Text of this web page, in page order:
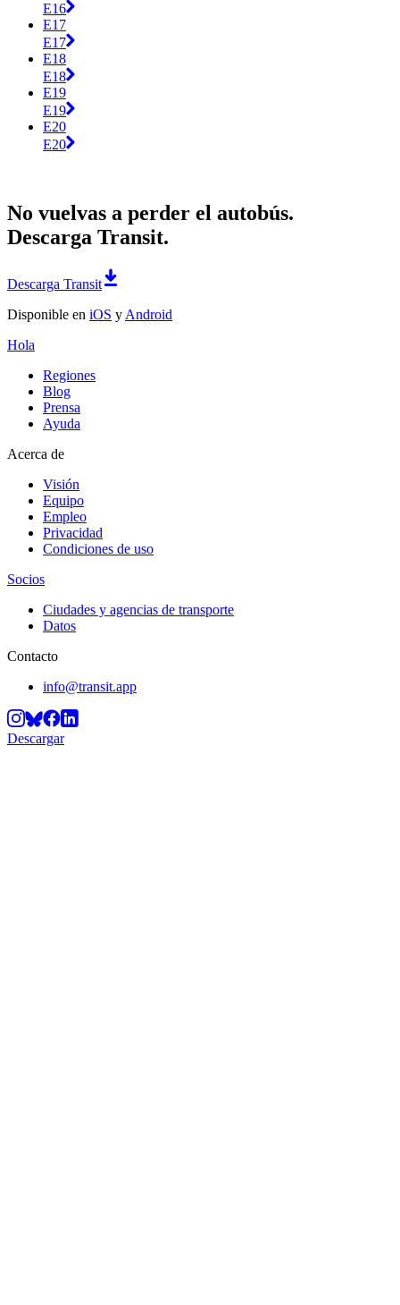
E16
E17
E17
E18
E18
E19
E19
E20
E20
No vuelvas a perder el autobús.
Descarga Transit.
Descarga Transit
Disponible en iOS y Android
Hola
Regiones
Blog
Prensa
Ayuda
Acerca de
Visión
Equipo
Empleo
Privacidad
Condiciones de uso
Socios
Ciudades y agencias de transporte
Datos
Contacto
info@transit.app
Descargar